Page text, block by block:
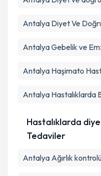
Antalya Diyet Ve
Antalya Gebelik ve
Antalya Haşimato
Antalya Hastalıklarda
Hastalıklarda
Tedaviler
Antalya Ağırlık